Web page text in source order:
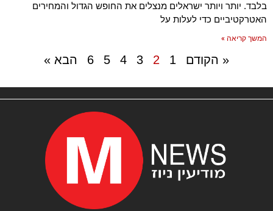
בלבד. יותר ויותר ישראלים מנצלים את החופש הגדול והמחירים
האטרקטיביים כדי לעלות על
המשך קריאה »
« הקודם 1
2
3
4
5
6 הבא »